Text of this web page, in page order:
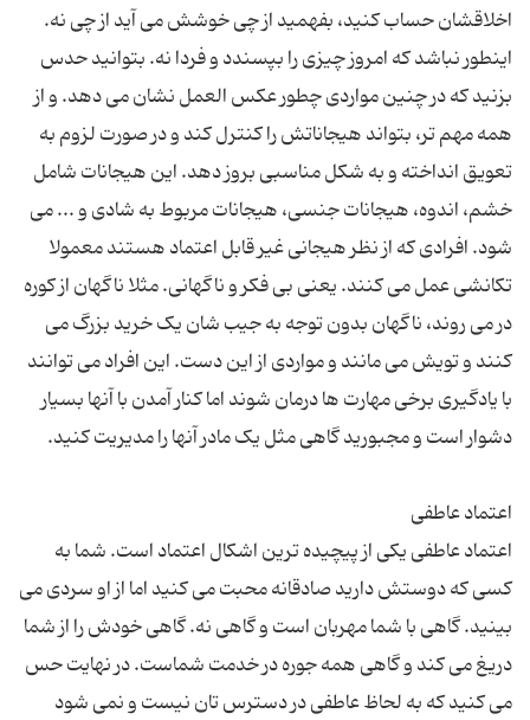
اخلاقشان حساب کنید، بفهمید از چی خوشش می آید از چی نه.
اینطور نباشد که امروز چیزی را بپسندد و فردا نه. بتوانید حدس
بزنید که در چنین مواردی چطور عکس العمل نشان می دهد. و از
همه مهم تر، بتواند هیجاناتش را کنترل کند و در صورت لزوم به
تعویق انداخته و به شکل مناسبی بروز دهد. این هیجانات شامل
خشم، اندوه، هیجانات جنسی، هیجانات مربوط به شادی و ... می
شود. افرادی که از نظر هیجانی غیر قابل اعتماد هستند معمولا
تکانشی عمل می کنند. یعنی بی فکر و ناگهانی. مثلا ناگهان از کوره
در می روند، ناگهان بدون توجه به جیب شان یک خرید بزرگ می
کنند و تویش می مانند و مواردی از این دست. این افراد می توانند
با یادگیری برخی مهارت ها درمان شوند اما کنار آمدن با آنها بسیار
اعتماد عاطفی یکی از پیچیده ترین اشکال اعتماد است. شما به
کسی که دوستش دارید صادقانه محبت می کنید اما از او سردی می
بینید. گاهی با شما مهربان است و گاهی نه. گاهی خودش را از شما
دریغ می کند و گاهی همه جوره در خدمت شماست. در نهایت حس
می کنید که به لحاظ عاطفی در دسترس تان نیست و نمی شود